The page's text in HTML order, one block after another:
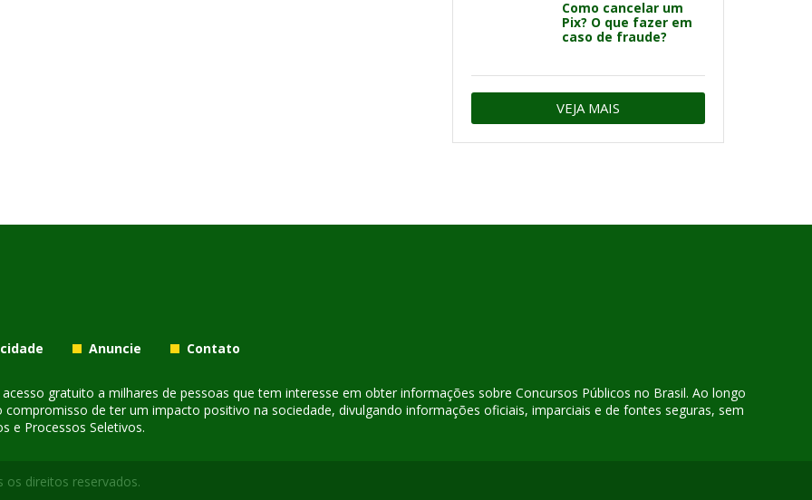
Como cancelar um
Pix? O que fazer em
caso de fraude?
VEJA MAIS
Anuncie Contato
gratuito a milhares de pessoas que tem interesse em obter informações sobre Concursos Públicos no Brasil. Ao longo
de ter um impacto positivo na sociedade, divulgando informações oficiais, imparciais e de fontes seguras, sem
e Processos Seletivos.
os direitos reservados.